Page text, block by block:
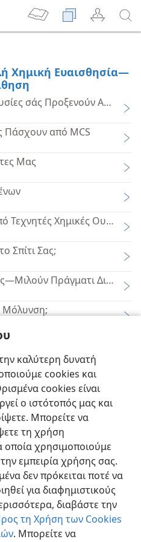
καλύτερη δυνατή
cookies και
cookies είναι
ο ιστότοπός μας και
Μπορείτε να
τη χρήση
χρησιμοποιούμε
εμπειρία χρήσης σας.
δεν πρόκειται ποτέ να
για διαφημιστικούς
διαβάστε την
τη Χρήση των Cookies
. Μπορείτε να
Χημική Ευαισθησία—
σάς Προξενούν
Πάσχουν από MCS
Μας
Τεχνητές Χημικές Ουσίες
Σπίτι Σας;
Πράγματι
Μόλυνση;
Μεγάλης Αξίας»
του Ιεχωβά (Μελέτης)—2019
Προτιμήσεις
and Tract Society of Pennsylvania
Ρυθμίσεις Απορρήτου
Σύνδεση